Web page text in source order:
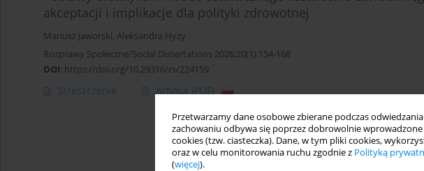
Przetwarzamy dane osobowe zbierane podczas
zachowaniu odbywa się poprzez dobrowolnie
cookies (tzw. ciasteczka). Dane, w tym pliki cookies,
oraz w celu monitorowania ruchu zgodnie z Polityką
(więcej).
akceptacji i implikacje dla polityki zdrowotnej
Mariusz Jaworski, Aleksandra Hyży
Rozprawy Społeczne/Social Dissertations 2026;20(1):154-168
DOI: https://doi.org/10.29316/rs/224159
Streszczenie Artykuł (PDF)